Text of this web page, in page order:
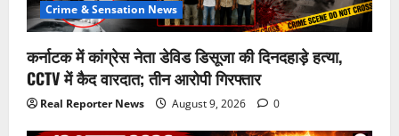
Crime & Sensation News
कर्नाटक में कांग्रेस नेता डेविड डिसूजा की दिनदहाड़े हत्या,
CCTV में कैद वारदात; तीन आरोपी गिरफ्तार
Real Reporter News August 9, 2026 0